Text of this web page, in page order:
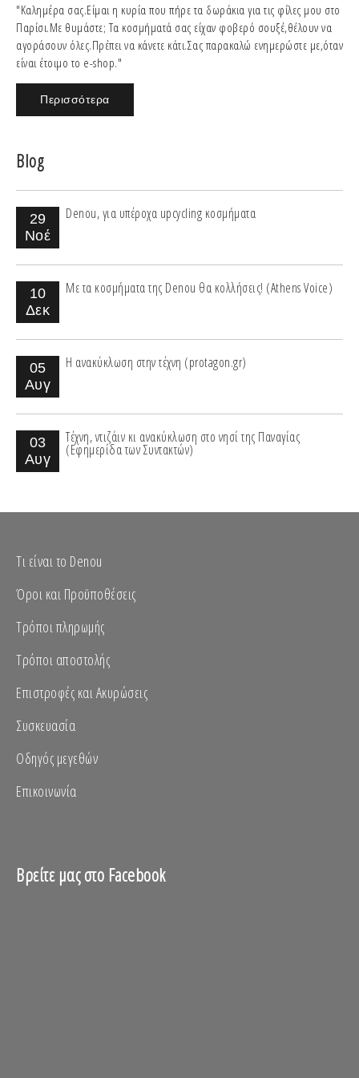
"Καλημέρα σας.Είμαι η κυρία που πήρε τα δωράκια για τις φίλες μου στο
Παρίσι.Με θυμάστε; Τα κοσμήματά σας είχαν φοβερό σουξέ,θέλουν να
αγοράσουν όλες.Πρέπει να κάνετε κάτι.Σας παρακαλώ ενημερώστε με,όταν
είναι έτοιμο το e-shop."
Περισσότερα
Blog
29
Νοέ
Denou, για υπέροχα upcycling κοσμήματα
10
Δεκ
Με τα κοσμήματα της Denou θα κολλήσεις! (Athens Voice)
05
Αυγ
Η ανακύκλωση στην τέχνη (protagon.gr)
03
Αυγ
Τέχνη, ντιζάιν κι ανακύκλωση στο νησί της Παναγίας
(Εφημερίδα των Συντακτών)
Τι είναι το Denou
Όροι και Προϋποθέσεις
Τρόποι πληρωμής
Τρόποι αποστολής
Επιστροφές και Ακυρώσεις
Συσκευασία
Οδηγός μεγεθών
Επικοινωνία
Βρείτε μας στο Facebook